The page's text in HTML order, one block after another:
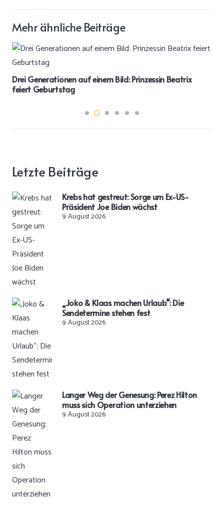
Mehr ähnliche Beiträge
Drei Generationen auf einem Bild: Prinzessin Beatrix
feiert Geburtstag
Letzte Beiträge
Krebs hat gestreut: Sorge um Ex-US-
Präsident Joe Biden wächst
9. August 2026
„Joko & Klaas machen Urlaub“: Die
Sendetermine stehen fest
9. August 2026
Langer Weg der Genesung: Perez Hilton
muss sich Operation unterziehen
9. August 2026